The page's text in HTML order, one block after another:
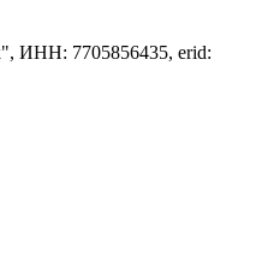
ИНН: 7705856435, erid: